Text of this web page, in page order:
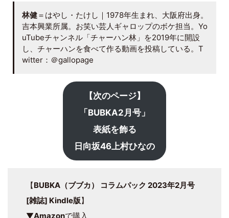
林健＝はやし・たけし｜1978年生まれ、大阪府出身。
吉本興業所属。お笑い芸人ギャロップのボケ担当。Yo
uTubeチャンネル「チャーハン林」を2019年に開設
し、チャーハンを食べて作る動画を投稿している。T
witter：＠gallopage
【次のページ】
「BUBKA2月号」
表紙を飾る
日向坂46上村ひなの
【BUBKA（ブブカ） コラムパック 2023年2月号
[雑誌] Kindle版】
▼Amazonで購入